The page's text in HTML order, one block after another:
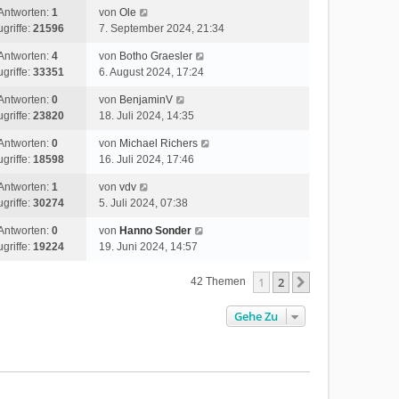
1
21596
vonOle
7. September 2024, 21:34
4
33351
von Botho Graesler
6. August 2024, 17:24
0
23820
von BenjaminV
18. Juli 2024, 14:35
0
18598
von Michael Richers
16. Juli 2024, 17:46
1
30274
vonvdv
5. Juli 2024, 07:38
0
19224
von Hanno Sonder
19. Juni 2024, 14:57
42 Themen 1 2
Gehe Zu